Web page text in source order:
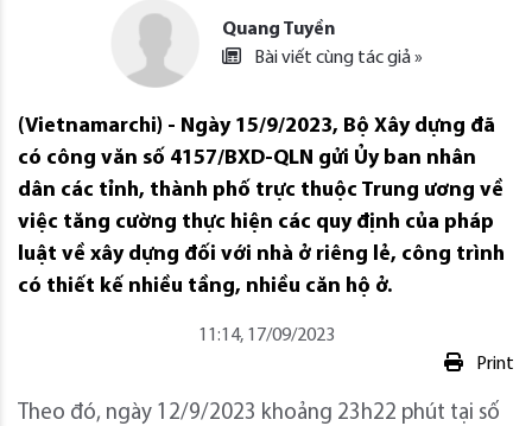
Quang Tuyền
Bài viết cùng tác giả »
(Vietnamarchi) - Ngày 15/9/2023, Bộ Xây dựng đã
có công văn số 4157/BXD-QLN gửi Ủy ban nhân
dân các tỉnh, thành phố trực thuộc Trung ương về
việc tăng cường thực hiện các quy định của pháp
luật về xây dựng đối với nhà ở riêng lẻ, công trình
có thiết kế nhiều tầng, nhiều căn hộ ở.
11:14, 17/09/2023
Print
Theo đó, ngày 12/9/2023 khoảng 23h22 phút tại số